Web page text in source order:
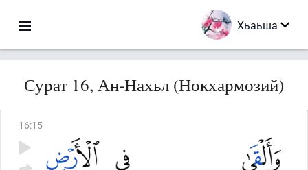
Хьаьша
Сурат 16, Ан-Нахьл (Нокхармозий)
16:15